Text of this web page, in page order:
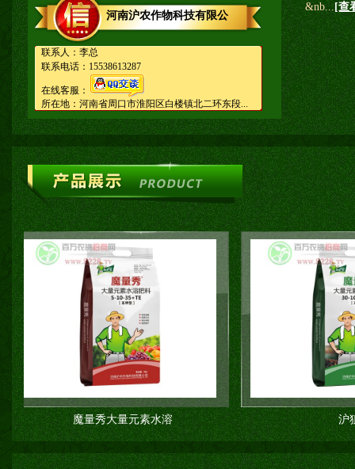
河南沪农作物科技有限公
联系人：李总
联系电话：15538613287
在线客服：
所在地：河南省周口市淮阳区白楼镇北二环东段...
&nb...[查
魔量秀大量元素水溶 沪狙清